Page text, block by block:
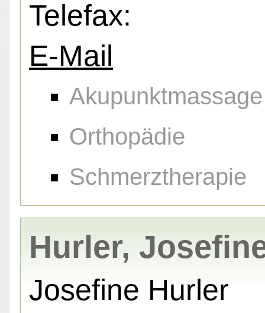
Telefax:
E-Mail
Akupunktmassage
Orthopädie
Schmerztherapie
Hurler,
Josefine Hurler